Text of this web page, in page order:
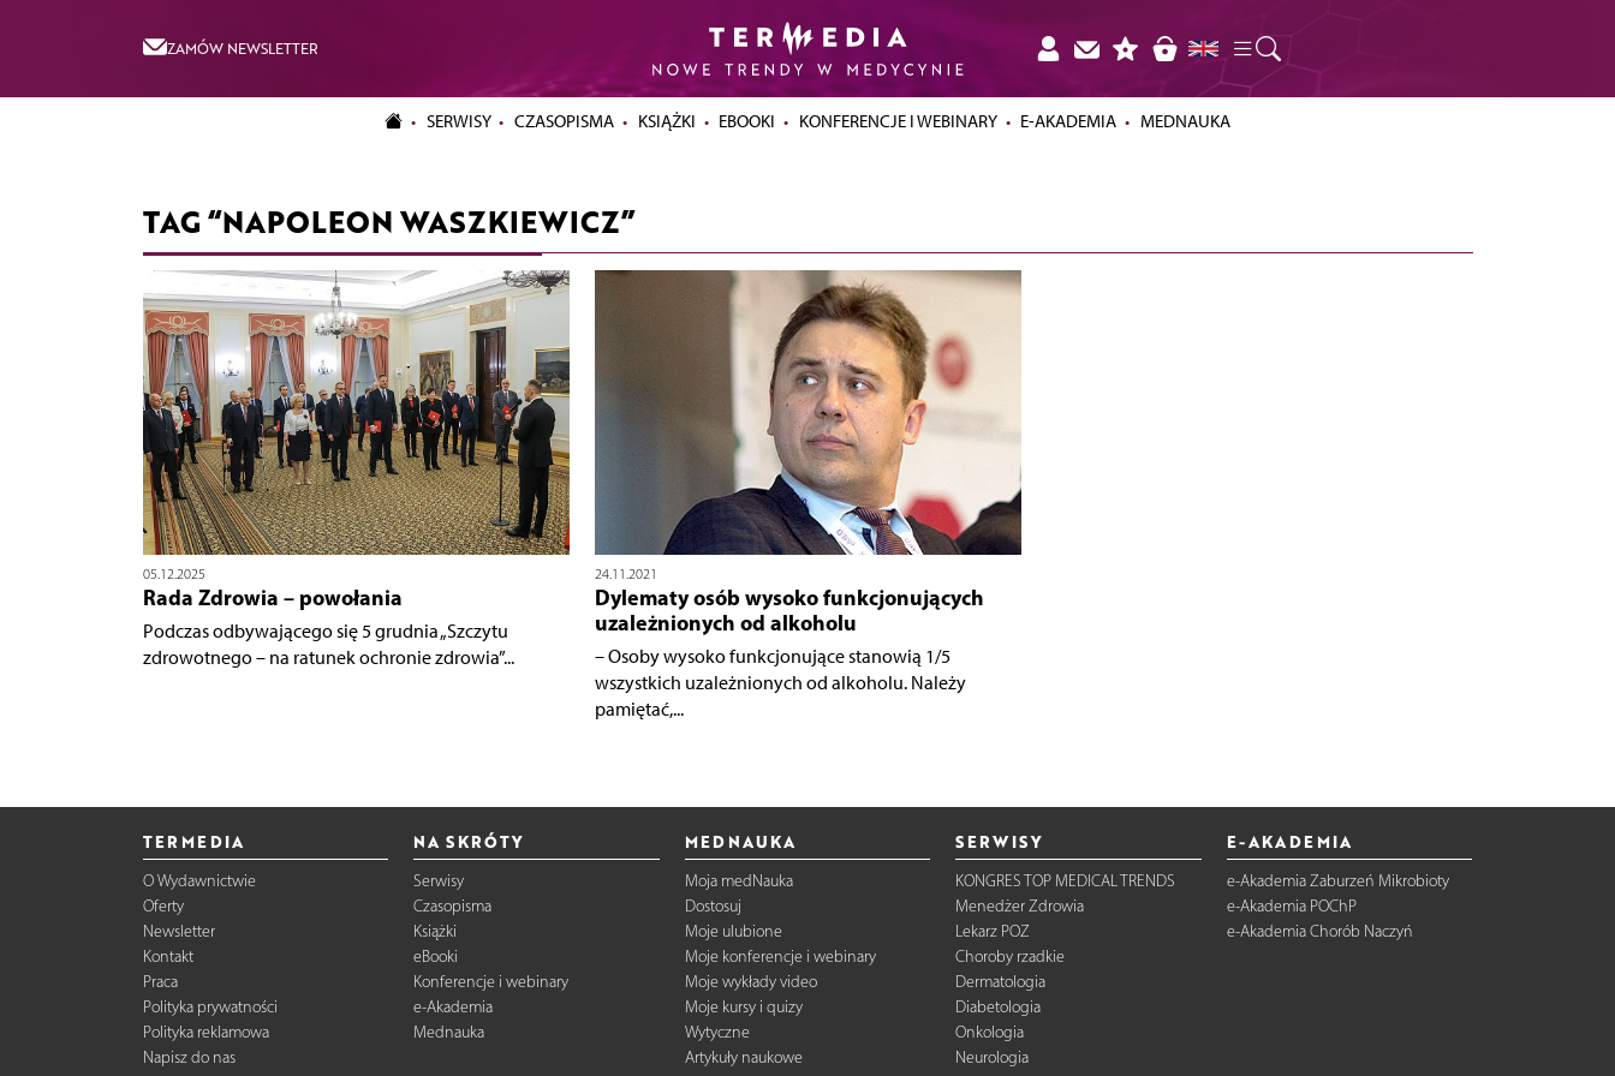
ZAMÓW NEWSLETTER
SERWISY CZASOPISMA KSIĄŻKI EBOOKI KONFERENCJE I WEBINARY E-AKADEMIA MEDNAUKA
TAG “NAPOLEON WASZKIEWICZ”
05.12.2025
Rada Zdrowia – powołania
Podczas odbywającego się 5 grudnia „Szczytu
zdrowotnego – na ratunek ochronie zdrowia”...
24.11.2021
Dylematy osób wysoko funkcjonujących
uzależnionych od alkoholu
– Osoby wysoko funkcjonujące stanowią 1/5
wszystkich uzależnionych od alkoholu. Należy
pamiętać,...
TERMEDIA
O Wydawnictwie
Oferty
Newsletter
Kontakt
Praca
Polityka prywatności
Polityka reklamowa
Napisz do nas
NA SKRÓTY
Serwisy
Czasopisma
Książki
eBooki
Konferencje i webinary
e-Akademia
Mednauka
MEDNAUKA
Moja medNauka
Dostosuj
Moje ulubione
Moje konferencje i webinary
Moje wykłady video
Moje kursy i quizy
Wytyczne
Artykuły naukowe
SERWISY
KONGRES TOP MEDICAL TRENDS
Menedżer Zdrowia
Lekarz POZ
Choroby rzadkie
Dermatologia
Diabetologia
Onkologia
Neurologia
E-AKADEMIA
e-Akademia Zaburzeń Mikrobioty
e-Akademia POChP
e-Akademia Chorób Naczyń